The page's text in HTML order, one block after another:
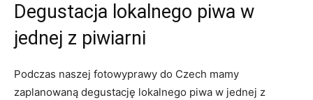
Degustacja lokalnego‍ piwa‍ w
jednej z piwiarni
Podczas naszej fotowyprawy do Czech mamy‌
zaplanowaną ⁣degustację lokalnego⁣ piwa w jednej z